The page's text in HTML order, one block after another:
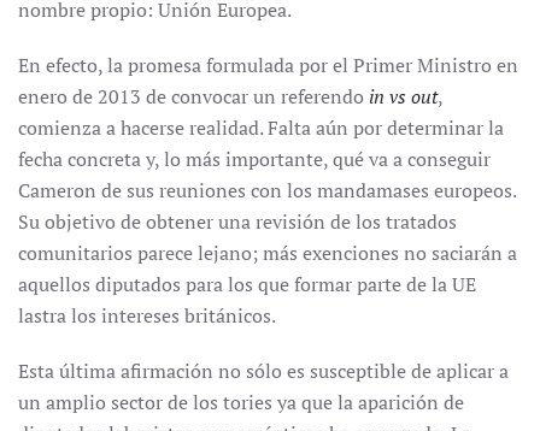
nombre propio: Unión Europea.
En efecto, la promesa formulada por el Primer Ministro en
enero de 2013 de convocar un referendo in vs out,
comienza a hacerse realidad. Falta aún por determinar la
fecha concreta y, lo más importante, qué va a conseguir
Cameron de sus reuniones con los mandamases europeos.
Su objetivo de obtener una revisión de los tratados
comunitarios parece lejano; más exenciones no saciarán a
aquellos diputados para los que formar parte de la UE
lastra los intereses británicos.
Esta última afirmación no sólo es susceptible de aplicar a
un amplio sector de los tories ya que la aparición de